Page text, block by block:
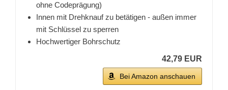
ohne Codeprägung)
Innen mit Drehknauf zu betätigen - außen immer
mit Schlüssel zu sperren
Hochwertiger Bohrschutz
42,79 EUR
Bei Amazon anschauen